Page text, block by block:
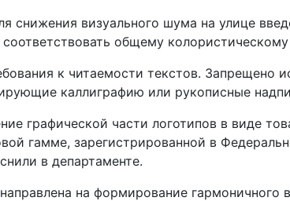
снижения визуального шума на улице
общему
к читаемости текстов. Запрещено
каллиграфию или рукописные
графической части логотипов в виде
гамме, зарегистрированной в
в департаменте.
на формирование гармоничного